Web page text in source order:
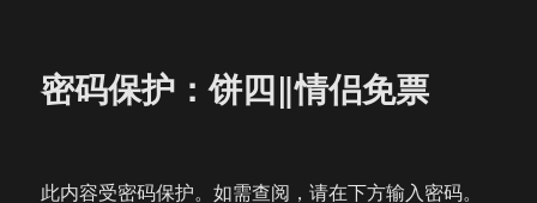
密码保护：饼四‖情侣免票
此内容受密码保护。如需查阅，请在下方输入密码。